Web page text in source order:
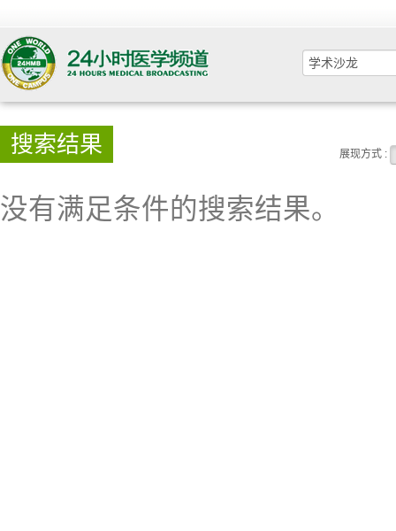
搜索结果 展现方式 :
没有满足条件的搜索结果。